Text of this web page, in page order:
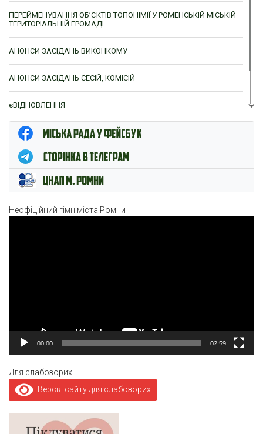
ПЕРЕЙМЕНУВАННЯ ОБ’ЄКТІВ ТОПОНІМІЇ У РОМЕНСЬКІЙ МІСЬКІЙ
ТЕРИТОРІАЛЬНІЙ ГРОМАДІ
АНОНСИ ЗАСІДАНЬ ВИКОНКОМУ
АНОНСИ ЗАСІДАНЬ СЕСІЙ, КОМІСІЙ
єВІДНОВЛЕННЯ
ЦНАП м. Ромни
Неофіційний гімн міста Ромни
00:00 02:59
Для слабозорих
Версія сайту для слабозорих